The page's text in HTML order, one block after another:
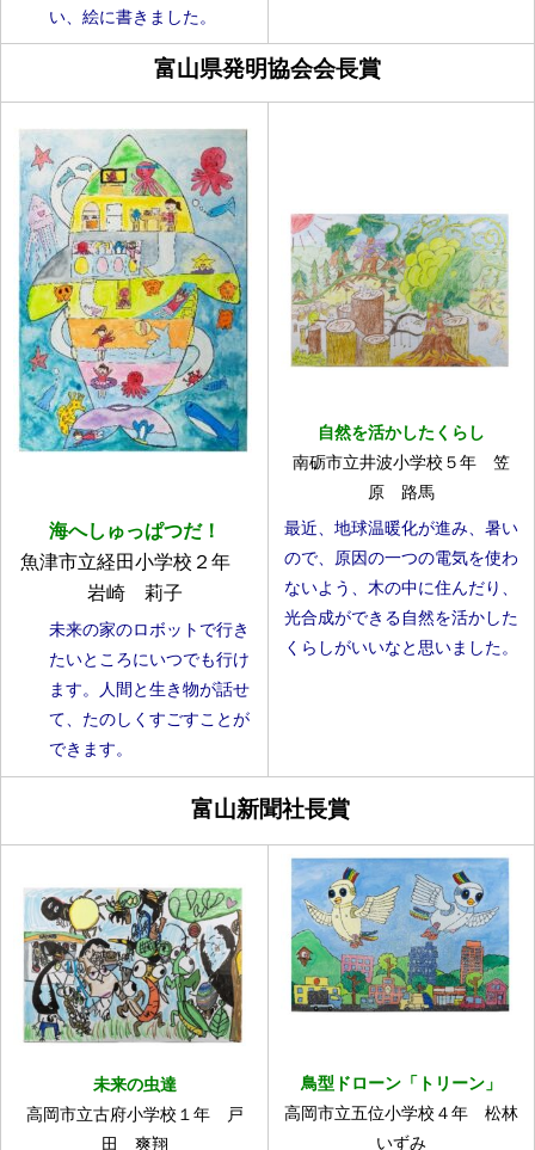
い、絵に書きました。
富山県発明協会会長賞
海へしゅっぱつだ！
魚津市立経田小学校２年
岩崎 莉子
未来の家のロボットで行き
たいところにいつでも行け
ます。人間と生き物が話せ
て、たのしくすごすことが
できます。
自然を活かしたくらし
南砺市立井波小学校５年 笠
原 路馬
最近、地球温暖化が進み、暑い
ので、原因の一つの電気を使わ
ないよう、木の中に住んだり、
光合成ができる自然を活かした
くらしがいいなと思いました。
富山新聞社長賞
未来の虫達
高岡市立古府小学校１年 戸
田 爽翔
鳥型ドローン「トリーン」
高岡市立五位小学校４年 松林
いずみ